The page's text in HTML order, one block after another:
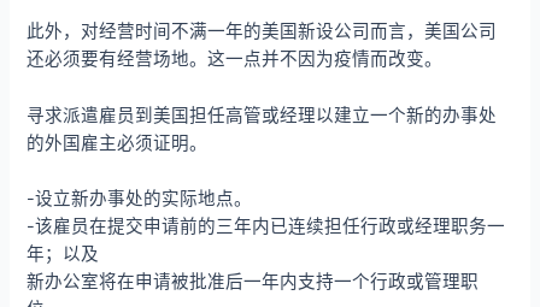
此外，对经营时间不满一年的美国新设公司而言，美国公司
还必须要有经营场地。这一点并不因为疫情而改变。
寻求派遣雇员到美国担任高管或经理以建立一个新的办事处
的外国雇主必须证明。
-设立新办事处的实际地点。
-该雇员在提交申请前的三年内已连续担任行政或经理职务一
年；以及
新办公室将在申请被批准后一年内支持一个行政或管理职